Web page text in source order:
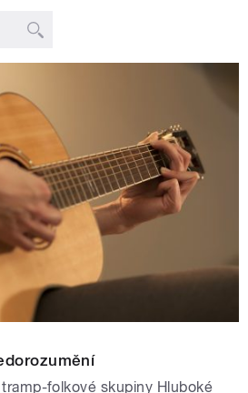
folkové skupiny Hluboké